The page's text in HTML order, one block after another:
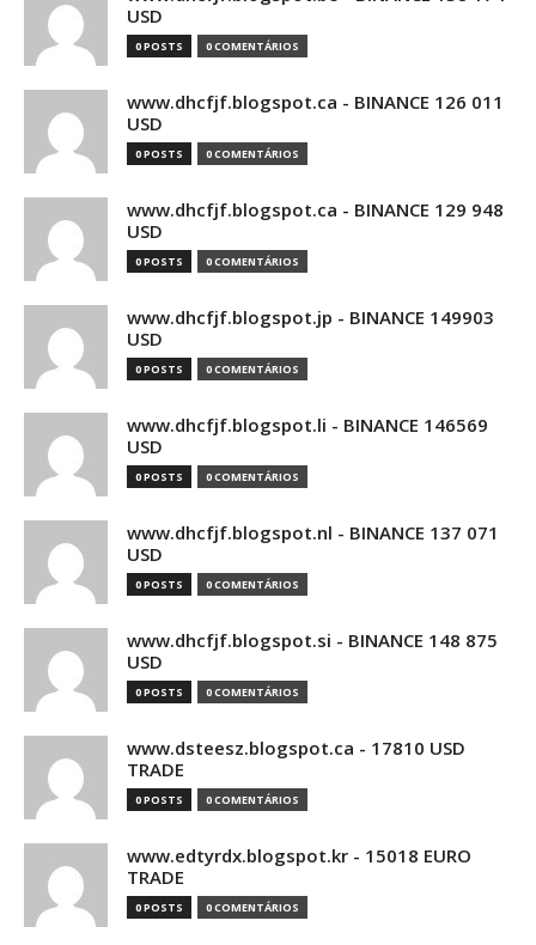
USD
0 POSTS 0 COMENTÁRIOS
www.dhcfjf.blogspot.ca - BINANCE 126 011
USD
0 POSTS 0 COMENTÁRIOS
www.dhcfjf.blogspot.ca - BINANCE 129 948
USD
0 POSTS 0 COMENTÁRIOS
www.dhcfjf.blogspot.jp - BINANCE 149903
USD
0 POSTS 0 COMENTÁRIOS
www.dhcfjf.blogspot.li - BINANCE 146569
USD
0 POSTS 0 COMENTÁRIOS
www.dhcfjf.blogspot.nl - BINANCE 137 071
USD
0 POSTS 0 COMENTÁRIOS
www.dhcfjf.blogspot.si - BINANCE 148 875
USD
0 POSTS 0 COMENTÁRIOS
www.dsteesz.blogspot.ca - 17810 USD
TRADE
0 POSTS 0 COMENTÁRIOS
www.edtyrdx.blogspot.kr - 15018 EURO
TRADE
0 POSTS 0 COMENTÁRIOS